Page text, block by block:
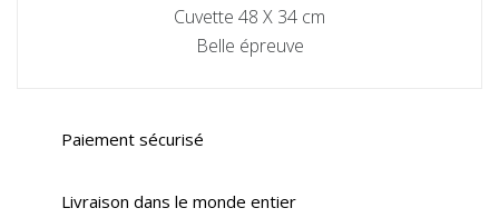
Cuvette 48 X 34 cm
Belle épreuve
Paiement sécurisé
Livraison dans le monde entier